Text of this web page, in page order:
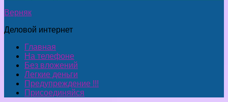
Верняк
Деловой интернет
Главная
На телефоне
Без вложений
Легкие деньги
Предупреждение !!!
Присоединяйся